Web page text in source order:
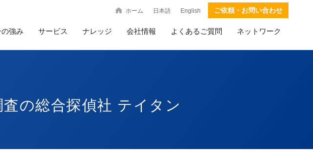
ホーム 日本語 English ご依頼・お問い合わせ
強み サービス ナレッジ 会社情報 よくあるご質問 ネットワーク
の総合探偵社 テイタン